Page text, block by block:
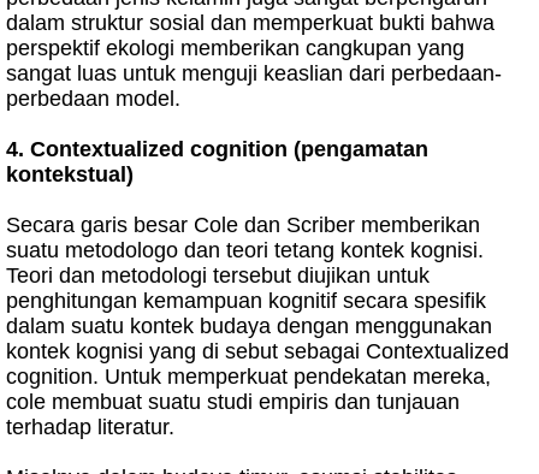
dalam struktur sosial dan memperkuat bukti bahwa
perspektif ekologi memberikan cangkupan yang
sangat luas untuk menguji keaslian dari perbedaan-
perbedaan model.
4. Contextualized cognition (pengamatan
kontekstual)
Secara garis besar Cole dan Scriber memberikan
suatu metodologo dan teori tetang kontek kognisi.
Teori dan metodologi tersebut diujikan untuk
penghitungan kemampuan kognitif secara spesifik
dalam suatu kontek budaya dengan menggunakan
kontek kognisi yang di sebut sebagai Contextualized
cognition. Untuk memperkuat pendekatan mereka,
cole membuat suatu studi empiris dan tunjauan
terhadap literatur.